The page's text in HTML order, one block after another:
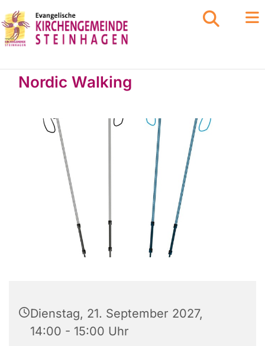
Nordic Walking
Dienstag, 21. September 2027,
14:00 - 15:00 Uhr